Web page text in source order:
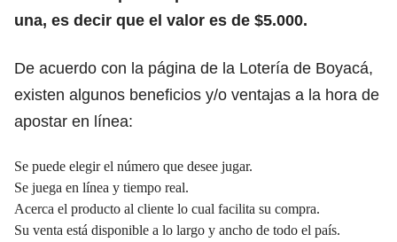
una, es decir que el valor es de $5.000.
De acuerdo con la página de la Lotería de Boyacá,
existen algunos beneficios y/o ventajas a la hora de
apostar en línea:
Se puede elegir el número que desee jugar.
Se juega en línea y tiempo real.
Acerca el producto al cliente lo cual facilita su compra.
Su venta está disponible a lo largo y ancho de todo el país.